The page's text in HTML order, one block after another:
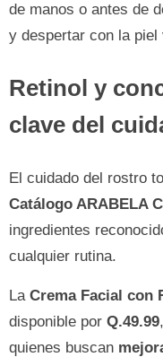
de manos o antes de
y despertar con la
Retinol y
clave del
El cuidado del rostro
Catálogo ARABELA
ingredientes
cualquier rutina.
La Crema Facial con
disponible por Q.49.99
quienes buscan